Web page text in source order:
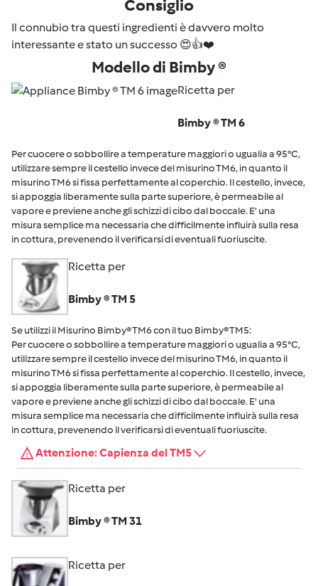
Consiglio
Il connubio tra questi ingredienti è davvero molto
interessante e stato un successo 😍👍❤️
Modello di Bimby ®
Ricetta per
Bimby ® TM 6
Per cuocere o sobbollire a temperature maggiori o ugualia a 95°C,
utilizzare sempre il cestello invece del misurino TM6, in quanto il
misurino TM6 si fissa perfettamente al coperchio. Il cestello, invece,
si appoggia liberamente sulla parte superiore, è permeabile al
vapore e previene anche gli schizzi di cibo dal boccale. E' una
misura semplice ma necessaria che difficilmente influirà sulla resa
in cottura, prevenendo il verificarsi di eventuali fuoriuscite.
Ricetta per
Bimby ® TM 5
Se utilizzi il Misurino Bimby® TM6 con il tuo Bimby® TM5:
Per cuocere o sobbollire a temperature maggiori o ugualia a 95°C,
utilizzare sempre il cestello invece del misurino TM6, in quanto il
misurino TM6 si fissa perfettamente al coperchio. Il cestello, invece,
si appoggia liberamente sulla parte superiore, è permeabile al
vapore e previene anche gli schizzi di cibo dal boccale. E' una
misura semplice ma necessaria che difficilmente influirà sulla resa
in cottura, prevenendo il verificarsi di eventuali fuoriuscite.
Attenzione: Capienza del TM5
Ricetta per
Bimby ® TM 31
Ricetta per